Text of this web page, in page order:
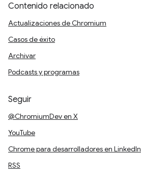
Contenido relacionado
Actualizaciones de Chromium
Casos de éxito
Archivar
Podcasts y programas
Seguir
@ChromiumDev en X
YouTube
Chrome para desarrolladores en LinkedIn
RSS